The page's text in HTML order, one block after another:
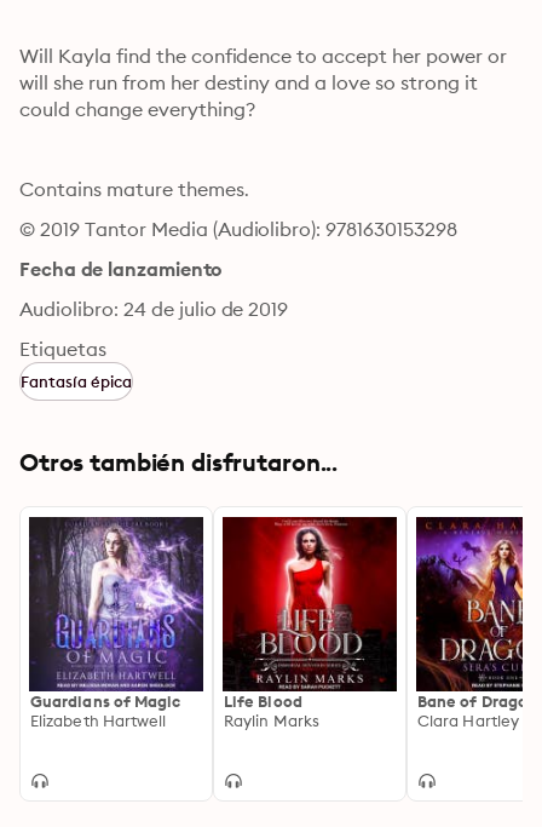
Will Kayla find the confidence to accept her power or
will she run from her destiny and a love so strong it
could change everything?
Contains mature themes.
© 2019 Tantor Media (Audiolibro): 9781630153298
Fecha de lanzamiento
Audiolibro: 24 de julio de 2019
Etiquetas
Fantasía épica
Otros también disfrutaron...
Guardians of Magic
Elizabeth Hartwell
Life Blood
Raylin Marks
Bane of
Clara Hartley